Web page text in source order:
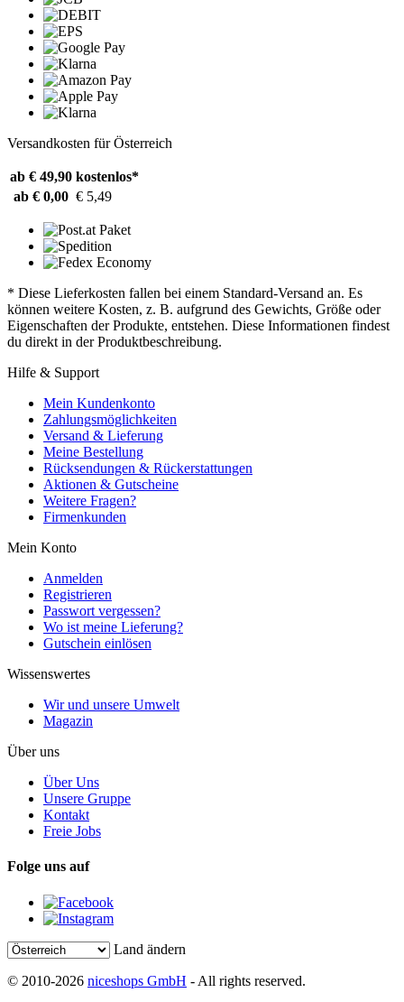
Versandkosten für Österreich
ab € 49,90 kostenlos*
ab € 0,00 € 5,49
* Diese Lieferkosten fallen bei einem Standard-Versand an. Es
können weitere Kosten, z. B. aufgrund des Gewichts, Größe oder
Eigenschaften der Produkte, entstehen. Diese Informationen findest
du direkt in der Produktbeschreibung.
Hilfe & Support
Mein Kundenkonto
Zahlungsmöglichkeiten
Versand & Lieferung
Meine Bestellung
Rücksendungen & Rückerstattungen
Aktionen & Gutscheine
Weitere Fragen?
Firmenkunden
Mein Konto
Anmelden
Registrieren
Passwort vergessen?
Wo ist meine Lieferung?
Gutschein einlösen
Wissenswertes
Wir und unsere Umwelt
Magazin
Über uns
Über Uns
Unsere Gruppe
Kontakt
Freie Jobs
Folge uns auf
Land ändern
© 2010-2026 niceshops GmbH - All rights reserved.